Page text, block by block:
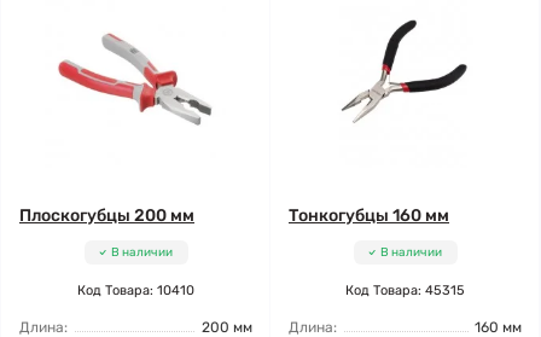
Плоскогубцы 200 мм
В наличии
Код Товара: 10410
Длина:
200 мм
Тонкогубцы 160 мм
В наличии
Код Товара: 45315
Длина:
160 мм